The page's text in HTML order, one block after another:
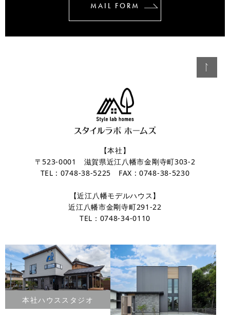
MAIL FORM
【本社】
〒523-0001 滋賀県近江八幡市金剛寺町303-2
TEL : 0748-38-5225 FAX : 0748-38-5230
【近江八幡モデルハウス】
近江八幡市金剛寺町291-22
TEL：0748-34-0110
本社ハウススタジオ